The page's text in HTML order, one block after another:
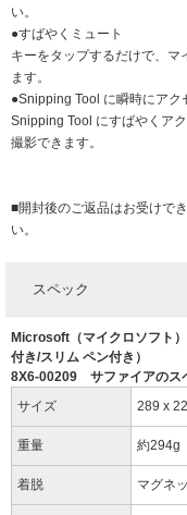
い。
●すばやくミュート
キーをタップするだけで、マ
ます。
●Snipping Tool に瞬時にアク
Snipping Tool にすばやくア
撮影できます。
■開封後のご返品はお受けで
い。
スペック
Microsoft（マイクロソフト
付き/スリム ペン付き）
8X6-00209 サファイアのス
サイズ
289 x
重量 約294g
着脱 マグネ